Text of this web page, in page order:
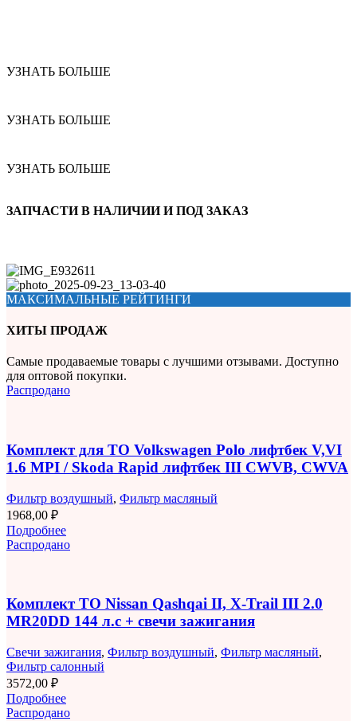
УЗНАТЬ БОЛЬШЕ
УЗНАТЬ БОЛЬШЕ
УЗНАТЬ БОЛЬШЕ
ЗАПЧАСТИ В НАЛИЧИИ И ПОД ЗАКАЗ
МАКСИМАЛЬНЫЕ РЕЙТИНГИ
ХИТЫ ПРОДАЖ
Самые продаваемые товары с лучшими отзывами. Доступно
для оптовой покупки.
Распродано
Комплект для ТО Volkswagen Polo лифтбек V,VI
1.6 MPI / Skoda Rapid лифтбек III CWVB, CWVA
Фильтр воздушный, Фильтр масляный
1968,00 ₽
Подробнее
Распродано
Комплект ТО Nissan Qashqai II, X-Trail III 2.0
MR20DD 144 л.с + свечи зажигания
Свечи зажигания, Фильтр воздушный, Фильтр масляный,
Фильтр салонный
3572,00 ₽
Подробнее
Распродано